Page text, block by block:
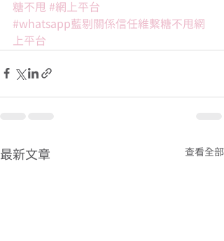
糖不甩 #網上平台
#whatsapp藍剔關係信任維繫糖不甩網
上平台
最新文章 查看全部